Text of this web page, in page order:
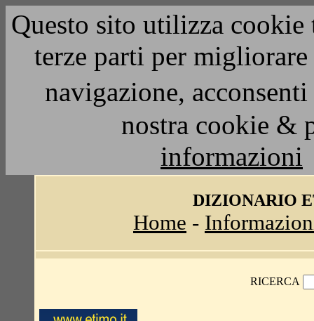
Questo sito utilizza
terze parti per
navigazione,
nostra cookie &
informazioni
DIZIONARIO
Home -
RICERCA